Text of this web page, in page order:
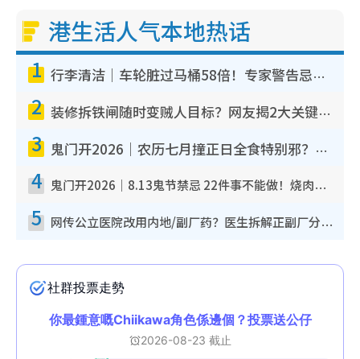
港生活人气本地热话
1 行李清洁｜车轮脏过马桶58倍！专家警告忌用酒精擦 教1招免脏手除菌
2 装修拆铁闸随时变贼人目标？网友揭2大关键用途：装新款等于白装？附新旧铁闸分别
3 鬼门开2026｜农历七月撞正日全食特别邪？专家警告切忌做一事！揭4大禁忌+2招保平安
4 鬼门开2026｜8.13鬼节禁忌 22件事不能做！烧肉、刺身要少食？半夜勿吹口哨/打给个电话
5 网传公立医院改用内地/副厂药？医生拆解正副厂分别，揭4类人换药随时出事